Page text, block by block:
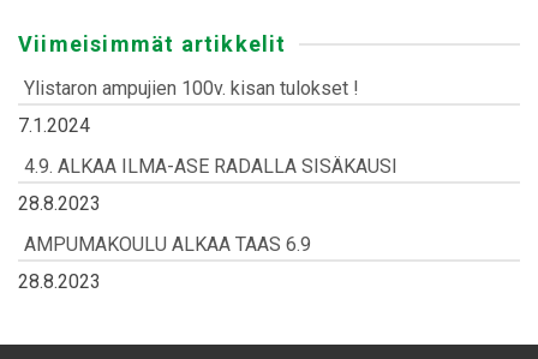
Viimeisimmät artikkelit
Ylistaron ampujien 100v. kisan tulokset !
7.1.2024
4.9. ALKAA ILMA-ASE RADALLA SISÄKAUSI
28.8.2023
AMPUMAKOULU ALKAA TAAS 6.9
28.8.2023